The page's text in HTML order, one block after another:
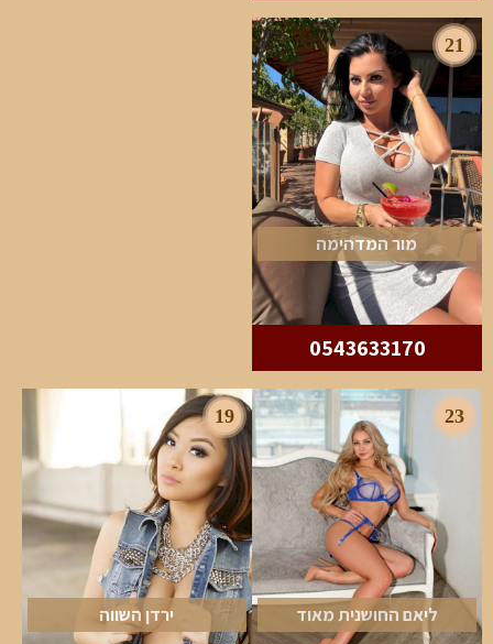
21
מור המדהימה
0543633170
23
ליאם החושנית מאוד
19
ירדן השווה